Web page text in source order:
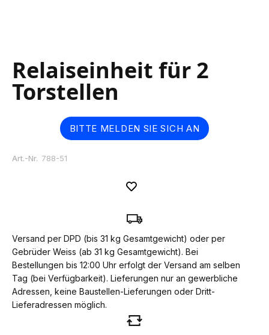
to
the
beginning
of
Relaiseinheit für 2
Torstellen
BITTE MELDEN SIE SICH AN
Art.-Nr. 788-51
Versand per DPD (bis 31 kg Gesamtgewicht) oder per
Gebrüder Weiss (ab 31 kg Gesamtgewicht). Bei
Bestellungen bis 12:00 Uhr erfolgt der Versand am selben
Tag (bei Verfügbarkeit). Lieferungen nur an gewerbliche
Adressen, keine Baustellen-Lieferungen oder Dritt-
Lieferadressen möglich.